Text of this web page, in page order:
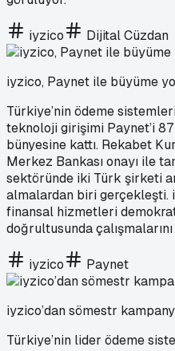
iyzico Dijital Cüzdan
iyzico, Paynet ile büyüme
Türkiye’nin ödeme
teknoloji girişimi Paynet’i
bünyesine kattı. Rekabet
Merkez Bankası onayı ile
sektöründe iki Türk şirketi
almalardan biri gerçekleşti.
finansal hizmetleri
doğrultusunda
iyzico Paynet
iyzico’dan sömestr
Türkiye’nin lider ödeme